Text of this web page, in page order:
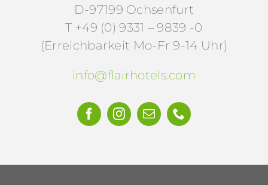
D-97199 Ochsenfurt
T +49 (0) 9331 – 9839 -0
(Erreichbarkeit Mo-Fr 9-14 Uhr)
info@flairhotels.com